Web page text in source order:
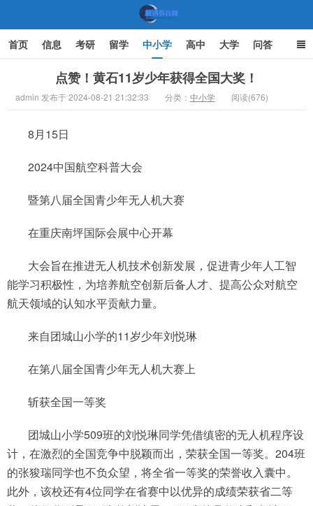
首页 信息 考研 留学 中小学 高中 大学 问答
家庭教育
点赞！黄石11岁少年获得全国大奖！
admin 发布于 2024-08-21 21:32:33 分类： 中小学 阅读(676)
8月15日
2024中国航空科普大会
暨第八届全国青少年无人机大赛
在重庆南坪国际会展中心开幕
大会旨在推进无人机技术创新发展，促进青少年人工智
能学习积极性，为培养航空创新后备人才、提高公众对航空
航天领域的认知水平贡献力量。
来自团城山小学的11岁少年刘悦琳
在第八届全国青少年无人机大赛上
斩获全国一等奖
团城山小学509班的刘悦琳同学凭借缜密的无人机程序设
计，在激烈的全国竞争中脱颖而出，荣获全国一等奖。204班
的张狻瑞同学也不负众望，将全省一等奖的荣誉收入囊中。
此外，该校还有4位同学在省赛中以优异的成绩荣获省二等